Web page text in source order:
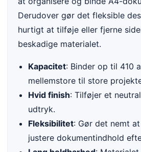
Derudover gør det fleksible
hurtigt at tilføje eller fjerne
beskadige materialet.
Kapacitet: Binder op til 410
mellemstore til store
Hvid finish: Tilføjer et
udtryk.
Fleksibilitet: Gør det nemt
justere dokumentindhold